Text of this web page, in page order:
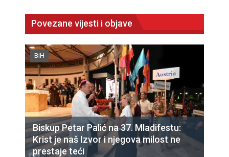
Povezane vijesti i objave
BiH
Biskup Petar Palić na 37. Mladifestu:
Krist je naš Izvor i njegova milost ne
prestaje teći